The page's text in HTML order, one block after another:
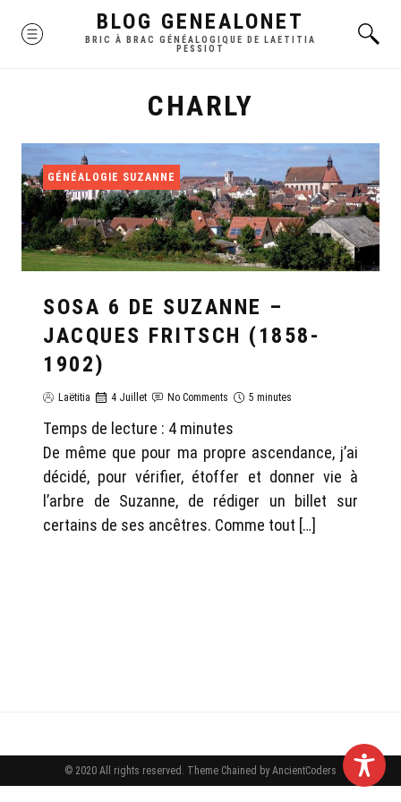
MENU BLOG GENEALONET
BRIC À BRAC GÉNÉALOGIQUE DE LAETITIA
PESSIOT
CHARLY
GÉNÉALOGIE SUZANNE
SOSA 6 DE SUZANNE –
JACQUES FRITSCH (1858-
1902)
Laëtitia 4 Juillet No Comments 5 minutes
Temps de lecture : 4 minutes
De même que pour ma propre ascendance, j’ai
décidé, pour vérifier, étoffer et donner vie à
l’arbre de Suzanne, de rédiger un billet sur
certains de ses ancêtres. Comme tout […]
© 2020 All rights reserved. Theme Chained by AncientCoders